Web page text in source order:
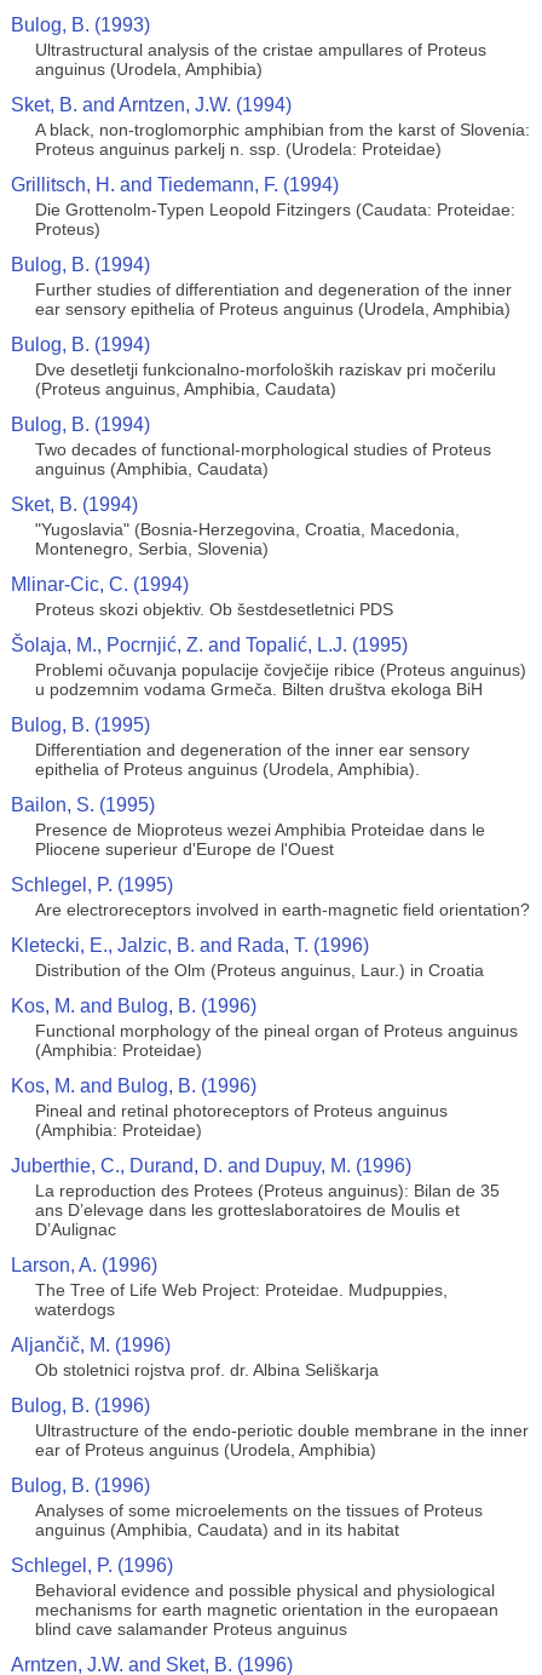
Bulog, B. (1993)
Ultrastructural analysis of the cristae ampullares of Proteus
anguinus (Urodela, Amphibia)
Sket, B. and Arntzen, J.W. (1994)
A black, non-troglomorphic amphibian from the karst of Slovenia:
Proteus anguinus parkelj n. ssp. (Urodela: Proteidae)
Grillitsch, H. and Tiedemann, F. (1994)
Die Grottenolm-Typen Leopold Fitzingers (Caudata: Proteidae:
Proteus)
Bulog, B. (1994)
Further studies of differentiation and degeneration of the inner
ear sensory epithelia of Proteus anguinus (Urodela, Amphibia)
Bulog, B. (1994)
Dve desetletji funkcionalno-morfoloških raziskav pri močerilu
(Proteus anguinus, Amphibia, Caudata)
Bulog, B. (1994)
Two decades of functional-morphological studies of Proteus
anguinus (Amphibia, Caudata)
Sket, B. (1994)
"Yugoslavia" (Bosnia-Herzegovina, Croatia, Macedonia,
Montenegro, Serbia, Slovenia)
Mlinar-Cic, C. (1994)
Proteus skozi objektiv. Ob šestdesetletnici PDS
Šolaja, M., Pocrnjić, Z. and Topalić, L.J. (1995)
Problemi očuvanja populacije čovječije ribice (Proteus anguinus)
u podzemnim vodama Grmeča. Bilten društva ekologa BiH
Bulog, B. (1995)
Differentiation and degeneration of the inner ear sensory
epithelia of Proteus anguinus (Urodela, Amphibia).
Bailon, S. (1995)
Presence de Mioproteus wezei Amphibia Proteidae dans le
Pliocene superieur d'Europe de l'Ouest
Schlegel, P. (1995)
Are electroreceptors involved in earth-magnetic field orientation?
Kletecki, E., Jalzic, B. and Rada, T. (1996)
Distribution of the Olm (Proteus anguinus, Laur.) in Croatia
Kos, M. and Bulog, B. (1996)
Functional morphology of the pineal organ of Proteus anguinus
(Amphibia: Proteidae)
Kos, M. and Bulog, B. (1996)
Pineal and retinal photoreceptors of Proteus anguinus
(Amphibia: Proteidae)
Juberthie, C., Durand, D. and Dupuy, M. (1996)
La reproduction des Protees (Proteus anguinus): Bilan de 35
ans D’elevage dans les grotteslaboratoires de Moulis et
D’Aulignac
Larson, A. (1996)
The Tree of Life Web Project: Proteidae. Mudpuppies,
waterdogs
Aljančič, M. (1996)
Ob stoletnici rojstva prof. dr. Albina Seliškarja
Bulog, B. (1996)
Ultrastructure of the endo-periotic double membrane in the inner
ear of Proteus anguinus (Urodela, Amphibia)
Bulog, B. (1996)
Analyses of some microelements on the tissues of Proteus
anguinus (Amphibia, Caudata) and in its habitat
Schlegel, P. (1996)
Behavioral evidence and possible physical and physiological
mechanisms for earth magnetic orientation in the europaean
blind cave salamander Proteus anguinus
Arntzen, J.W. and Sket, B. (1996)